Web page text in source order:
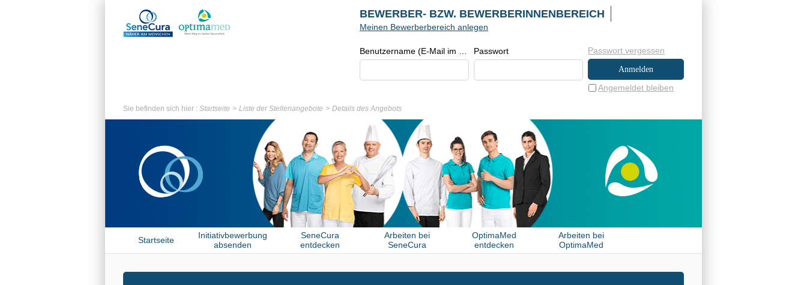
BEWERBER- BZW. BEWERBERINNENBEREICH
Passwort
Angemeldet bleiben
Passwort vergessen
Meinen Bewerberbereich anlegen
Sie befinden sich hier : Startseite Liste der Stellenangebote Details des Angebots
Startseite
Initiativbewerbung
absenden
SeneCura
entdecken
Arbeiten bei
SeneCura
OptimaMed
entdecken
Arbeiten bei
OptimaMed